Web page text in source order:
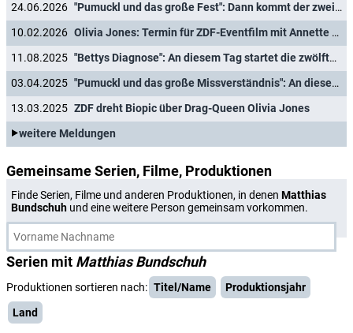
24.06.2026
"Pumuckl und das große Fest": Dann kommt der zweite Film mit dem Kobold ins Kino
10.02.2026
Olivia Jones: Termin für ZDF-Eventfilm mit Annette Frier und Johannes Hegemann
11.08.2025
"Bettys Diagnose": An diesem Tag startet die zwölfte Staffel
03.04.2025
"Pumuckl und das große Missverständnis": An diesem Tag kommt der neue Film ins Kino
13.03.2025 ZDF dreht Biopic über Drag-Queen Olivia Jones
weitere Meldungen
Gemeinsame Serien, Filme, Produktionen
Finde Serien, Filme und anderen Produktionen, in denen Matthias
Bundschuh und eine weitere Person gemeinsam vorkommen.
Serien mit Matthias Bundschuh
Produktionen sortieren nach: Titel/Name
Produktionsjahr
Land